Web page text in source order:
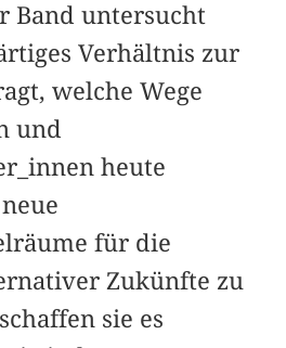
Band untersucht
Verhältnis zur
welche Wege
und
heute
für die
Zukünfte zu
sie es